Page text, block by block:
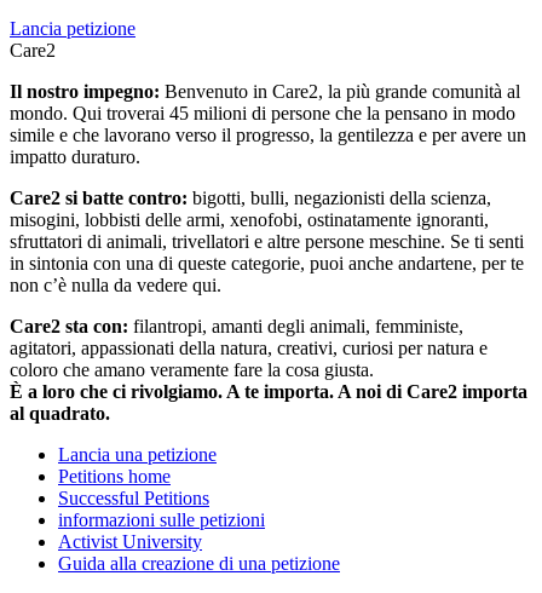
Lancia petizione
Care2
Il nostro impegno: Benvenuto in Care2, la più grande comunità al
mondo. Qui troverai 45 milioni di persone che la pensano in modo
simile e che lavorano verso il progresso, la gentilezza e per avere un
impatto duraturo.
Care2 si batte contro: bigotti, bulli, negazionisti della scienza,
misogini, lobbisti delle armi, xenofobi, ostinatamente ignoranti,
sfruttatori di animali, trivellatori e altre persone meschine. Se ti senti
in sintonia con una di queste categorie, puoi anche andartene, per te
non c’è nulla da vedere qui.
Care2 sta con: filantropi, amanti degli animali, femministe,
agitatori, appassionati della natura, creativi, curiosi per natura e
coloro che amano veramente fare la cosa giusta.
È a loro che ci rivolgiamo. A te importa. A noi di Care2 importa
al quadrato.
Lancia una petizione
Petitions home
Successful Petitions
informazioni sulle petizioni
Activist University
Guida alla creazione di una petizione